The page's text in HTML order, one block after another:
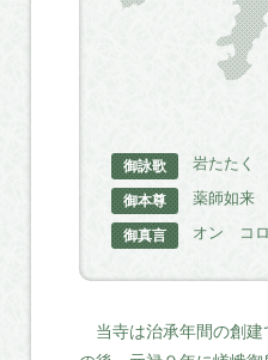
御詠歌 岩たたく
御本尊 薬師如来
御真言 オン コ
当寺は治承年間の創建